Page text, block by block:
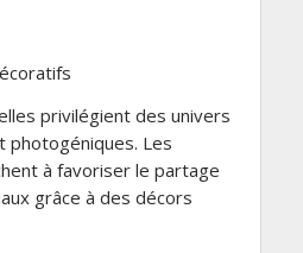
privilégient des univers
photogéniques. Les
à favoriser le partage
grâce à des décors